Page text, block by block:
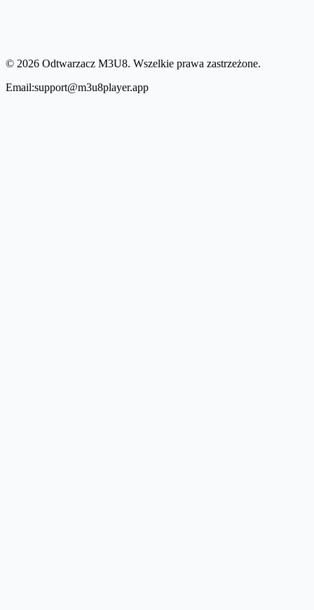
© 2026 Odtwarzacz M3U8. Wszelkie prawa zastrzeżone.
Email:support@m3u8player.app